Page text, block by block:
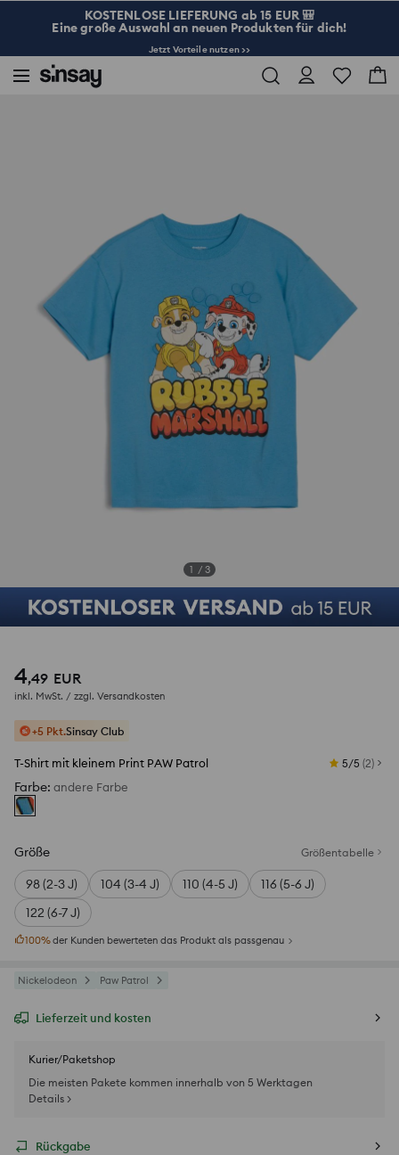
KOSTENLOSE LIEFERUNG ab 15 EUR 🎒
Eine große Auswahl an neuen Produkten für dich!
Jetzt Vorteile nutzen >>
1 / 3
4,49 EUR
inkl. MwSt. / zzgl. Versandkosten
+5 Pkt.Sinsay Club
T-Shirt mit kleinem Print PAW Patrol 5/5 (2)
Farbe: andere Farbe
Größe Größentabelle
98 (2-3 J) 104 (3-4 J) 110 (4-5 J)
116 (5-6 J)
122 (6-7 J)
100%der Kunden bewerteten das Produkt als passgenau
Nickelodeon Paw Patrol
Lieferzeit und kosten
Kurier/Paketshop
Die meisten Pakete kommen innerhalb von 5 Werktagen
Details >
Rückgabe